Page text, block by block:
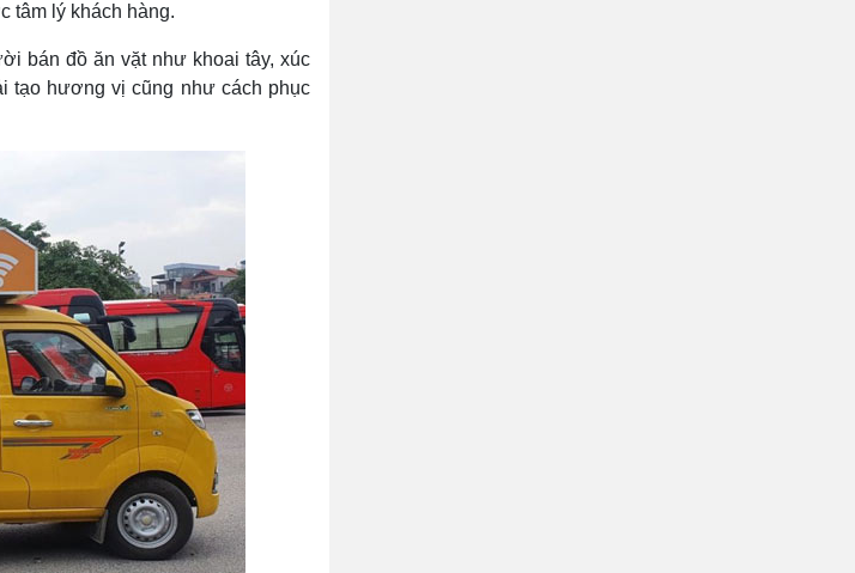
tâm lý khách hàng.
bán đồ ăn vặt như khoai tây, xúc
tạo hương vị cũng như cách phục